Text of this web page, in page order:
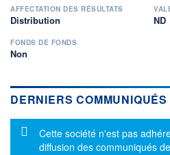
AFFECTATION DES RÉSULTATS
Distribution ND
FONDS DE FONDS
Non
DERNIERS COMMUNIQUÉS
Message d'information
Cette société n'est pas
diffusion des communiqués